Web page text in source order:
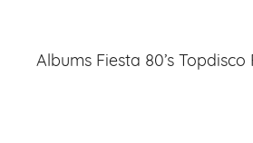
Albums Fiesta 80’s Topdisco